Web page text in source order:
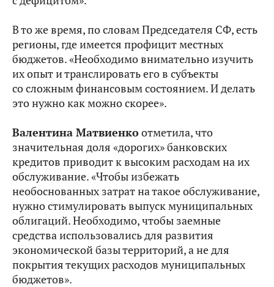
В то же время, по словам Председателя СФ, есть
регионы, где имеется профицит местных
бюджетов. «Необходимо внимательно изучить
их опыт и транслировать его в субъекты
со сложным финансовым состоянием. И делать
это нужно как можно скорее».
Валентина Матвиенкоотметила, что
значительная доля «дорогих» банковских
кредитов приводит к высоким расходам на их
обслуживание. «Чтобы избежать
необоснованных затрат на такое обслуживание,
нужно стимулировать выпуск муниципальных
облигаций. Необходимо, чтобы заемные
средства использовались для развития
экономической базы территорий, а не для
покрытия текущих расходов муниципальных
бюджетов».